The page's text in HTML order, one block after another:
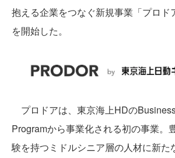
抱える企業をつなぐ新規事業「プロド
を開始した。
プロドアは、東京海上HDの
Programから事業化される初の事業。
験を持つミドルシニア層の人材に新た